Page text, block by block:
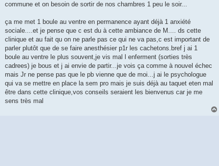
commune et on besoin de sortir de nos chambres 1 peu le soir...
ça me met 1 boule au ventre en permanence ayant déjà 1 anxiété
sociale....et je pense que c est du à cette ambiance de M.... ds cette
clinique et au fait qu on ne parle pas ce qui ne va pas,c est important de
parler plutôt que de se faire anesthésier p1r les cachetons.bref j ai 1
boule au ventre le plus souvent,je vis mal l enferment (sorties très
cadrees) je bous et j ai envie de partir...je vois ça comme à nouvel échec
mais Jr ne pense pas que le pb vienne que de moi...j ai le psychologue
qui va se mettre en place la sem pro mais je suis déjà au taquet eten mal
être dans cette clinique,vos conseils seraient les bienvenus car je me
sens très mal